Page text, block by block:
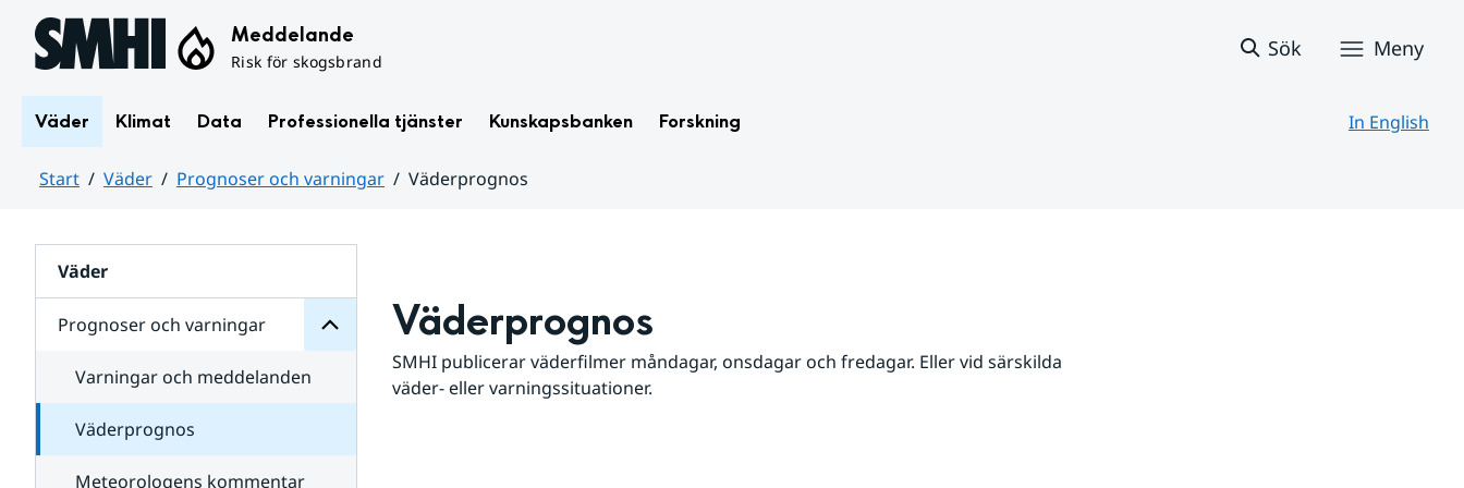
Hoppa till sidans innehåll Meddelande
Risk för skogsbrand
Sök Meny
Väder Klimat Data Professionella tjänster Kunskapsbanken Forskning In English
Start Väder Prognoser och varningar
Väderprognos
Väder
Prognoser och varningar
för
varningar
Varningar och meddelanden
Väderprognos
Meteorologens kommentar
Väderprognos
SMHI publicerar väderfilmer måndagar, onsdagar och fredagar. Eller vid särskilda
väder- eller varningssituationer.